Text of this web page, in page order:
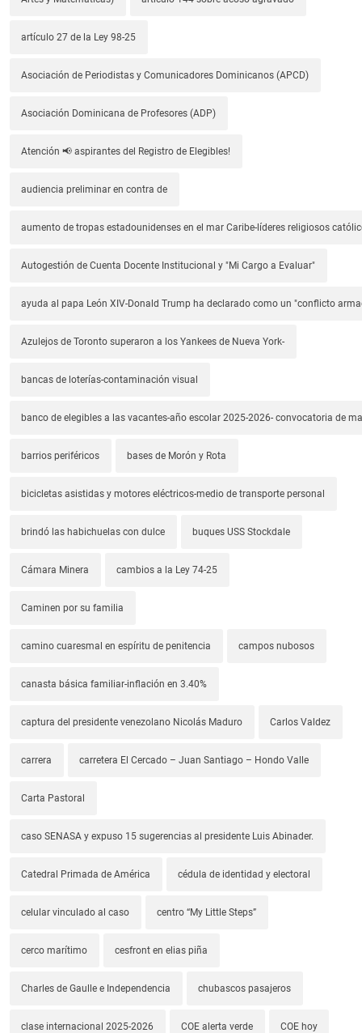
artículo 27 de la Ley 98-25
Asociación de Periodistas y Comunicadores Dominicanos (APCD)
Asociación Dominicana de Profesores (ADP)
Atención 📢 aspirantes del Registro de Elegibles!
audiencia preliminar en contra de
aumento de tropas estadounidenses en el mar Caribe-líderes religiosos
Autogestión de Cuenta Docente Institucional y "Mi Cargo a Evaluar"
ayuda al papa León XIV-Donald Trump ha declarado como un "conflicto
Azulejos de Toronto superaron a los Yankees de Nueva York-
bancas de loterías-contaminación visual
banco de elegibles a las vacantes-año escolar 2025-2026- convocatoria de
barrios periféricos bases de Morón y Rota
bicicletas asistidas y motores eléctricos-medio de transporte personal
brindó las habichuelas con dulce buques USS Stockdale
Cámara Minera cambios a la Ley 74-25
Caminen por su familia
camino cuaresmal en espíritu de penitencia campos nubosos
canasta básica familiar-inflación en 3.40%
captura del presidente venezolano Nicolás Maduro Carlos Valdez
carrera carretera El Cercado – Juan Santiago – Hondo Valle
Carta Pastoral
caso SENASA y expuso 15 sugerencias al presidente Luis Abinader.
Catedral Primada de América cédula de identidad y electoral
celular vinculado al caso centro “My Little Steps”
cerco marítimo cesfront en elias piña
Charles de Gaulle e Independencia chubascos pasajeros
clase internacional 2025-2026 COE alerta verde COE hoy